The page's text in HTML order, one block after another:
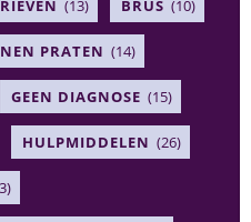
(13) BRUS (10)
PRATEN (14)
GEEN DIAGNOSE (15)
HULPMIDDELEN (26)